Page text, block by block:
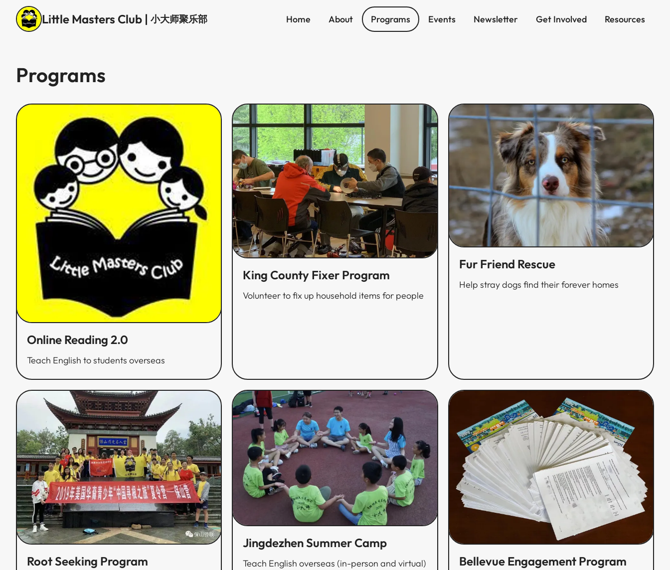
Little Masters Club | 小大师聚乐部 Home About Programs Events Newsletter Get Involved Resources
Programs
Online Reading 2.0​​​​‌ ‍ ​‍​‍‌‍ ‌ ​‍‌‍‍‌‌‍‌ ‌‍‍‌‌‍ ‍​‍​‍​ ‍‍​‍​‍‌ ​ ‌‍​‌‌‍ ‍‌‍‍‌‌ ‌​‌ ‍‌​‍ ‍‌‍‍‌‌‍ ​‍​‍​‍ ​​‍​‍‌‍‍​‌ ​‍‌‍‌‌‌‍‌‍​‍​‍​ ‍‍​‍​‍‌‍‍​‌ ‌​‌ ‌​‌ ​​​ ‍‍​‍ ​‍ ‌‍ ​‌‍ ‌‍​ ‌‍​‌‌‍ ​‌‍‍​‌‍ ‌ ​ ‌ ‌​​ ‍‍​ ​ ​ ​ ​ ​ ​ ​ ​‍ ‌‍‍‌‌‍ ‍‌ ‌​‌‍‌‌‌‍ ‍‌ ‌​​‍ ‌‍‌‌‌‍‌​‌‍‍‌‌ ‌​​‍ ‌‍ ‌‌‍ ‌‍‌​‌‍‌‌​ ‌‌ ​​‌ ​‍‌‍‌‌‌ ​ ‌‍‌‌‌‍ ‍‌ ‌​‌‍​‌‌ ‌​‌‍‍‌‌‍ ‌‍ ‍​ ‍ ‌‍‍‌‌‍‌​​ ‌​ ​‍​ ‍​​ ‍​‌‍​‌​ ​‌​ ‌‍​ ‌‍​ ​ ​‍ ‌​ ‌‌​ ‌​‌‍‌‌​ ​‌​‍ ‌​ ‌​​ ‍‌‌‍​ ​ ‌‍​‍ ‌‌‍​‌​ ‌​‌‍‌​‌‍‌‌​‍ ‌​ ​‍​ ‌‍‌‍‌​‌‍‌‌‌‍‌​‌‍​‍​ ‌ ​ ‍​‌‍​‍​ ‌‌‌‍‌‍‌‍​‍​ ‍ ‌ ‌​‌ ‍‌‌ ​​‌‍‌‌​ ‌‌ ​​‌ ​‍‌‍ ‌‍‌ ‌ ​‍‌‍​‌‌‍ ‌​ ‍ ‌ ​​‌‍​‌‌ ‌​‌‍‍​​ ‌‌ ‌​‌‍‍‌‌ ‌​‌‍ ​‌‍‌‌​ ‌‍​‍‌‍​‌‌ ​ ‌‍‌‌‌‌‌‌‌ ​‍‌‍ ​​ ‌‌‍‍​‌ ‌​‌ ‌​‌ ​​​‍‌‌​ ​ ‌​​‌​‍‌‌​ ​‍‌​‌‍​‍‌‌​ ​‍‌​‌‍‌‍ ​‌‍ ‌‍​ ‌‍​‌‌‍ ​‌‍‍​‌‍ ‌ ​ ‌ ‌​​‍‌‌​ ​ ‌​​‌​ ​ ​ ​ ​ ​ ​ ​ ​‍‌‍‌‍‍‌‌‍‌​​ ‌​ ​‍​ ‍​​ ‍​‌‍​‌​ ​‌​ ‌‍​ ‌‍​ ​ ​‍ ‌​ ‌‌​ ‌​‌‍‌‌​ ​‌​‍ ‌​ ‌​​ ‍‌‌‍​ ​ ‌‍​‍ ‌‌‍​‌​ ‌​‌‍‌​‌‍‌‌​‍ ‌​ ​‍​ ‌‍‌‍‌​‌‍‌‌‌‍‌​‌‍​‍​ ‌ ​ ‍​‌‍​‍​ ‌‌‌‍‌‍‌‍​‍​‍‌‍‌ ‌​‌ ‍‌‌ ​​‌‍‌‌​ ‌‌ ​​‌ ​‍‌‍ ‌‍‌ ‌ ​‍‌‍​‌‌‍ ‌​‍‌‍‌ ​​‌‍​‌‌ ‌​‌‍‍​​ ‌‌ ‌​‌‍‍‌‌ ‌​‌‍ ​‌‍‌‌​‍​‍‌ ‌
Teach English to students overseas​​​​‌ ‍ ​‍​‍‌‍ ‌ ​‍‌‍‍‌‌‍‌ ‌‍‍‌‌‍ ‍​‍​‍​ ‍‍​‍​‍‌ ​ ‌‍​‌‌‍ ‍‌‍‍‌‌ ‌​‌ ‍‌​‍ ‍‌‍‍‌‌‍ ​‍​‍​‍ ​​‍​‍‌‍‍​‌ ​‍‌‍‌‌‌‍‌‍​‍​‍​ ‍‍​‍​‍‌‍‍​‌ ‌​‌ ‌​‌ ​​​ ‍‍​‍ ​‍ ‌‍ ​‌‍ ‌‍​ ‌‍​‌‌‍ ​‌‍‍​‌‍ ‌ ​ ‌ ‌​​ ‍‍​ ​ ​ ​ ​ ​ ​ ​ ​‍ ‌‍‍‌‌‍ ‍‌ ‌​‌‍‌‌‌‍ ‍‌ ‌​​‍ ‌‍‌‌‌‍‌​‌‍‍‌‌ ‌​​‍ ‌‍ ‌‌‍ ‌‍‌​‌‍‌‌​ ‌‌ ​​‌ ​‍‌‍‌‌‌ ​ ‌‍‌‌‌‍ ‍‌ ‌​‌‍​‌‌ ‌​‌‍‍‌‌‍ ‌‍ ‍​ ‍ ‌‍‍‌‌‍‌​​ ‌​ ​‍​ ‍​​ ‍​‌‍​‌​ ​‌​ ‌‍​ ‌‍​ ​ ​‍ ‌​ ‌‌​ ‌​‌‍‌‌​ ​‌​‍ ‌​ ‌​​ ‍‌‌‍​ ​ ‌‍​‍ ‌‌‍​‌​ ‌​‌‍‌​‌‍‌‌​‍ ‌​ ​‍​ ‌‍‌‍‌​‌‍‌‌‌‍‌​‌‍​‍​ ‌ ​ ‍​‌‍​‍​ ‌‌‌‍‌‍‌‍​‍​ ‍ ‌ ‌​‌ ‍‌‌ ​​‌‍‌‌​ ‌‌ ​​‌ ​‍‌‍ ‌‍‌ ‌ ​‍‌‍​‌‌‍ ‌​ ‍ ‌ ​​‌‍​‌‌ ‌​‌‍‍​​ ‌‌‍‌​‌‍‌‌‌ ​ ‌‍​ ‌ ​‍‌‍‍‌‌ ​​‌ ‌​‌‍‍‌‌‍ ‌‍ ‍​ ‌‍​‍‌‍​‌‌ ​ ‌‍‌‌‌‌‌‌‌ ​‍‌‍ ​​ ‌‌‍‍​‌ ‌​‌ ‌​‌ ​​​‍‌‌​ ​ ‌​​‌​‍‌‌​ ​‍‌​‌‍​‍‌‌​ ​‍‌​‌‍‌‍ ​‌‍ ‌‍​ ‌‍​‌‌‍ ​‌‍‍​‌‍ ‌ ​ ‌ ‌​​‍‌‌​ ​ ‌​​‌​ ​ ​ ​ ​ ​ ​ ​ ​‍‌‍‌‍‍‌‌‍‌​​ ‌​ ​‍​ ‍​​ ‍​‌‍​‌​ ​‌​ ‌‍​ ‌‍​ ​ ​‍ ‌​ ‌‌​ ‌​‌‍‌‌​ ​‌​‍ ‌​ ‌​​ ‍‌‌‍​ ​ ‌‍​‍ ‌‌‍​‌​ ‌​‌‍‌​‌‍‌‌​‍ ‌​ ​‍​ ‌‍‌‍‌​‌‍‌‌‌‍‌​‌‍​‍​ ‌ ​ ‍​‌‍​‍​ ‌‌‌‍‌‍‌‍​‍​‍‌‍‌ ‌​‌ ‍‌‌ ​​‌‍‌‌​ ‌‌ ​​‌ ​‍‌‍ ‌‍‌ ‌ ​‍‌‍​‌‌‍ ‌​‍‌‍‌ ​​‌‍​‌‌ ‌​‌‍‍​​ ‌‌‍‌​‌‍‌‌‌ ​ ‌‍​ ‌ ​‍‌‍‍‌‌ ​​‌ ‌​‌‍‍‌‌‍ ‌‍ ‍​‍​‍‌ ‌
King County Fixer Program​​​​‌ ‍ ​‍​‍‌‍ ‌ ​‍‌‍‍‌‌‍‌ ‌‍‍‌‌‍ ‍​‍​‍​ ‍‍​‍​‍‌ ​ ‌‍​‌‌‍ ‍‌‍‍‌‌ ‌​‌ ‍‌​‍ ‍‌‍‍‌‌‍ ​‍​‍​‍ ​​‍​‍‌‍‍​‌ ​‍‌‍‌‌‌‍‌‍​‍​‍​ ‍‍​‍​‍‌‍‍​‌ ‌​‌ ‌​‌ ​​​ ‍‍​‍ ​‍ ‌‍ ​‌‍ ‌‍​ ‌‍​‌‌‍ ​‌‍‍​‌‍ ‌ ​ ‌ ‌​​ ‍‍​ ​ ​ ​ ​ ​ ​ ​ ​‍ ‌‍‍‌‌‍ ‍‌ ‌​‌‍‌‌‌‍ ‍‌ ‌​​‍ ‌‍‌‌‌‍‌​‌‍‍‌‌ ‌​​‍ ‌‍ ‌‌‍ ‌‍‌​‌‍‌‌​ ‌‌ ​​‌ ​‍‌‍‌‌‌ ​ ‌‍‌‌‌‍ ‍‌ ‌​‌‍​‌‌ ‌​‌‍‍‌‌‍ ‌‍ ‍​ ‍ ‌‍‍‌‌‍‌​​ ‌​ ‌​‌‍‌‍​ ‌‍​ ​​​ ​‍​ ‌‌‌‍​‌​ ‌‍​‍ ‌‌‍‌‍​ ‌‌‌‍‌‌‌‍​‍​‍ ‌​ ‌​​ ‍​‌‍​‍​ ‌‍​‍ ‌‌‍​‌​ ‍​‌‍​‍​ ‌‍​‍ ‌​ ‌‌​ ​‌​ ‌‌​ ‌ ​ ​‍​ ‌‌​ ‍​‌‍‌‌‌‍‌‍​ ​​‌‍​‌‌‍​‌​ ‍ ‌ ‌​‌ ‍‌‌ ​​‌‍‌‌​ ‌‌ ​​‌ ​‍‌‍ ‌‍‌ ‌ ​‍‌‍​‌‌‍ ‌​ ‍ ‌ ​​‌‍​‌‌ ‌​‌‍‍​​ ‌‌ ‌​‌‍‍‌‌ ‌​‌‍ ​‌‍‌‌​ ‌‍​‍‌‍​‌‌ ​ ‌‍‌‌‌‌‌‌‌ ​‍‌‍ ​​ ‌‌‍‍​‌ ‌​‌ ‌​‌ ​​​‍‌‌​ ​ ‌​​‌​‍‌‌​ ​‍‌​‌‍​‍‌‌​ ​‍‌​‌‍‌‍ ​‌‍ ‌‍​ ‌‍​‌‌‍ ​‌‍‍​‌‍ ‌ ​ ‌ ‌​​‍‌‌​ ​ ‌​​‌​ ​ ​ ​ ​ ​ ​ ​ ​‍‌‍‌‍‍‌‌‍‌​​ ‌​ ‌​‌‍‌‍​ ‌‍​ ​​​ ​‍​ ‌‌‌‍​‌​ ‌‍​‍ ‌‌‍‌‍​ ‌‌‌‍‌‌‌‍​‍​‍ ‌​ ‌​​ ‍​‌‍​‍​ ‌‍​‍ ‌‌‍​‌​ ‍​‌‍​‍​ ‌‍​‍ ‌​ ‌‌​ ​‌​ ‌‌​ ‌ ​ ​‍​ ‌‌​ ‍​‌‍‌‌‌‍‌‍​ ​​‌‍​‌‌‍​‌​‍‌‍‌ ‌​‌ ‍‌‌ ​​‌‍‌‌​ ‌‌ ​​‌ ​‍‌‍ ‌‍‌ ‌ ​‍‌‍​‌‌‍ ‌​‍‌‍‌ ​​‌‍​‌‌ ‌​‌‍‍​​ ‌‌ ‌​‌‍‍‌‌ ‌​‌‍ ​‌‍‌‌​‍​‍‌ ‌
Volunteer to fix up household items for people​​​​‌ ‍ ​‍​‍‌‍ ‌ ​‍‌‍‍‌‌‍‌ ‌‍‍‌‌‍ ‍​‍​‍​ ‍‍​‍​‍‌ ​ ‌‍​‌‌‍ ‍‌‍‍‌‌ ‌​‌ ‍‌​‍ ‍‌‍‍‌‌‍ ​‍​‍​‍ ​​‍​‍‌‍‍​‌ ​‍‌‍‌‌‌‍‌‍​‍​‍​ ‍‍​‍​‍‌‍‍​‌ ‌​‌ ‌​‌ ​​​ ‍‍​‍ ​‍ ‌‍ ​‌‍ ‌‍​ ‌‍​‌‌‍ ​‌‍‍​‌‍ ‌ ​ ‌ ‌​​ ‍‍​ ​ ​ ​ ​ ​ ​ ​ ​‍ ‌‍‍‌‌‍ ‍‌ ‌​‌‍‌‌‌‍ ‍‌ ‌​​‍ ‌‍‌‌‌‍‌​‌‍‍‌‌ ‌​​‍ ‌‍ ‌‌‍ ‌‍‌​‌‍‌‌​ ‌‌ ​​‌ ​‍‌‍‌‌‌ ​ ‌‍‌‌‌‍ ‍‌ ‌​‌‍​‌‌ ‌​‌‍‍‌‌‍ ‌‍ ‍​ ‍ ‌‍‍‌‌‍‌​​ ‌​ ‌​‌‍‌‍​ ‌‍​ ​​​ ​‍​ ‌‌‌‍​‌​ ‌‍​‍ ‌‌‍‌‍​ ‌‌‌‍‌‌‌‍​‍​‍ ‌​ ‌​​ ‍​‌‍​‍​ ‌‍​‍ ‌‌‍​‌​ ‍​‌‍​‍​ ‌‍​‍ ‌​ ‌‌​ ​‌​ ‌‌​ ‌ ​ ​‍​ ‌‌​ ‍​‌‍‌‌‌‍‌‍​ ​​‌‍​‌‌‍​‌​ ‍ ‌ ‌​‌ ‍‌‌ ​​‌‍‌‌​ ‌‌ ​​‌ ​‍‌‍ ‌‍‌ ‌ ​‍‌‍​‌‌‍ ‌​ ‍ ‌ ​​‌‍​‌‌ ‌​‌‍‍​​ ‌‌‍‌​‌‍‌‌‌ ​ ‌‍​ ‌ ​‍‌‍‍‌‌ ​​‌ ‌​‌‍‍‌‌‍ ‌‍ ‍​ ‌‍​‍‌‍​‌‌ ​ ‌‍‌‌‌‌‌‌‌ ​‍‌‍ ​​ ‌‌‍‍​‌ ‌​‌ ‌​‌ ​​​‍‌‌​ ​ ‌​​‌​‍‌‌​ ​‍‌​‌‍​‍‌‌​ ​‍‌​‌‍‌‍ ​‌‍ ‌‍​ ‌‍​‌‌‍ ​‌‍‍​‌‍ ‌ ​ ‌ ‌​​‍‌‌​ ​ ‌​​‌​ ​ ​ ​ ​ ​ ​ ​ ​‍‌‍‌‍‍‌‌‍‌​​ ‌​ ‌​‌‍‌‍​ ‌‍​ ​​​ ​‍​ ‌‌‌‍​‌​ ‌‍​‍ ‌‌‍‌‍​ ‌‌‌‍‌‌‌‍​‍​‍ ‌​ ‌​​ ‍​‌‍​‍​ ‌‍​‍ ‌‌‍​‌​ ‍​‌‍​‍​ ‌‍​‍ ‌​ ‌‌​ ​‌​ ‌‌​ ‌ ​ ​‍​ ‌‌​ ‍​‌‍‌‌‌‍‌‍​ ​​‌‍​‌‌‍​‌​‍‌‍‌ ‌​‌ ‍‌‌ ​​‌‍‌‌​ ‌‌ ​​‌ ​‍‌‍ ‌‍‌ ‌ ​‍‌‍​‌‌‍ ‌​‍‌‍‌ ​​‌‍​‌‌ ‌​‌‍‍​​ ‌‌‍‌​‌‍‌‌‌ ​ ‌‍​ ‌ ​‍‌‍‍‌‌ ​​‌ ‌​‌‍‍‌‌‍ ‌‍ ‍​‍​‍‌ ‌
Fur Friend Rescue​​​​‌ ‍ ​‍​‍‌‍ ‌ ​‍‌‍‍‌‌‍‌ ‌‍‍‌‌‍ ‍​‍​‍​ ‍‍​‍​‍‌ ​ ‌‍​‌‌‍ ‍‌‍‍‌‌ ‌​‌ ‍‌​‍ ‍‌‍‍‌‌‍ ​‍​‍​‍ ​​‍​‍‌‍‍​‌ ​‍‌‍‌‌‌‍‌‍​‍​‍​ ‍‍​‍​‍‌‍‍​‌ ‌​‌ ‌​‌ ​​​ ‍‍​‍ ​‍ ‌‍ ​‌‍ ‌‍​ ‌‍​‌‌‍ ​‌‍‍​‌‍ ‌ ​ ‌ ‌​​ ‍‍​ ​ ​ ​ ​ ​ ​ ​ ​‍ ‌‍‍‌‌‍ ‍‌ ‌​‌‍‌‌‌‍ ‍‌ ‌​​‍ ‌‍‌‌‌‍‌​‌‍‍‌‌ ‌​​‍ ‌‍ ‌‌‍ ‌‍‌​‌‍‌‌​ ‌‌ ​​‌ ​‍‌‍‌‌‌ ​ ‌‍‌‌‌‍ ‍‌ ‌​‌‍​‌‌ ‌​‌‍‍‌‌‍ ‌‍ ‍​ ‍ ‌‍‍‌‌‍‌​​ ‌​ ‍‌​ ​ ​ ​​​ ‌ ​ ‌‌​ ​‌‌‍​ ​ ‌‍​‍ ‌‌‍​‍‌‍​ ​ ‌‍​ ​‍​‍ ‌​ ‌​‌‍‌‌‌‍‌​​ ‍‌​‍ ‌​ ‍​​ ‍‌​ ‌‌‌‍‌‌​‍ ‌​ ‌​‌‍​ ​ ‌‌​ ‌ ​ ‌‍​ ‌​​ ‍‌​ ​ ​ ‍‌‌‍‌​‌‍‌‌​ ‍​​ ‍ ‌ ‌​‌ ‍‌‌ ​​‌‍‌‌​ ‌‌ ​​‌ ​‍‌‍ ‌‍‌ ‌ ​‍‌‍​‌‌‍ ‌​ ‍ ‌ ​​‌‍​‌‌ ‌​‌‍‍​​ ‌‌ ‌​‌‍‍‌‌ ‌​‌‍ ​‌‍‌‌​ ‌‍​‍‌‍​‌‌ ​ ‌‍‌‌‌‌‌‌‌ ​‍‌‍ ​​ ‌‌‍‍​‌ ‌​‌ ‌​‌ ​​​‍‌‌​ ​ ‌​​‌​‍‌‌​ ​‍‌​‌‍​‍‌‌​ ​‍‌​‌‍‌‍ ​‌‍ ‌‍​ ‌‍​‌‌‍ ​‌‍‍​‌‍ ‌ ​ ‌ ‌​​‍‌‌​ ​ ‌​​‌​ ​ ​ ​ ​ ​ ​ ​ ​‍‌‍‌‍‍‌‌‍‌​​ ‌​ ‍‌​ ​ ​ ​​​ ‌ ​ ‌‌​ ​‌‌‍​ ​ ‌‍​‍ ‌‌‍​‍‌‍​ ​ ‌‍​ ​‍​‍ ‌​ ‌​‌‍‌‌‌‍‌​​ ‍‌​‍ ‌​ ‍​​ ‍‌​ ‌‌‌‍‌‌​‍ ‌​ ‌​‌‍​ ​ ‌‌​ ‌ ​ ‌‍​ ‌​​ ‍‌​ ​ ​ ‍‌‌‍‌​‌‍‌‌​ ‍​​‍‌‍‌ ‌​‌ ‍‌‌ ​​‌‍‌‌​ ‌‌ ​​‌ ​‍‌‍ ‌‍‌ ‌ ​‍‌‍​‌‌‍ ‌​‍‌‍‌ ​​‌‍​‌‌ ‌​‌‍‍​​ ‌‌ ‌​‌‍‍‌‌ ‌​‌‍ ​‌‍‌‌​‍​‍‌ ‌
Help stray dogs find their forever homes​​​​‌ ‍ ​‍​‍‌‍ ‌ ​‍‌‍‍‌‌‍‌ ‌‍‍‌‌‍ ‍​‍​‍​ ‍‍​‍​‍‌ ​ ‌‍​‌‌‍ ‍‌‍‍‌‌ ‌​‌ ‍‌​‍ ‍‌‍‍‌‌‍ ​‍​‍​‍ ​​‍​‍‌‍‍​‌ ​‍‌‍‌‌‌‍‌‍​‍​‍​ ‍‍​‍​‍‌‍‍​‌ ‌​‌ ‌​‌ ​​​ ‍‍​‍ ​‍ ‌‍ ​‌‍ ‌‍​ ‌‍​‌‌‍ ​‌‍‍​‌‍ ‌ ​ ‌ ‌​​ ‍‍​ ​ ​ ​ ​ ​ ​ ​ ​‍ ‌‍‍‌‌‍ ‍‌ ‌​‌‍‌‌‌‍ ‍‌ ‌​​‍ ‌‍‌‌‌‍‌​‌‍‍‌‌ ‌​​‍ ‌‍ ‌‌‍ ‌‍‌​‌‍‌‌​ ‌‌ ​​‌ ​‍‌‍‌‌‌ ​ ‌‍‌‌‌‍ ‍‌ ‌​‌‍​‌‌ ‌​‌‍‍‌‌‍ ‌‍ ‍​ ‍ ‌‍‍‌‌‍‌​​ ‌​ ‍‌​ ​ ​ ​​​ ‌ ​ ‌‌​ ​‌‌‍​ ​ ‌‍​‍ ‌‌‍​‍‌‍​ ​ ‌‍​ ​‍​‍ ‌​ ‌​‌‍‌‌‌‍‌​​ ‍‌​‍ ‌​ ‍​​ ‍‌​ ‌‌‌‍‌‌​‍ ‌​ ‌​‌‍​ ​ ‌‌​ ‌ ​ ‌‍​ ‌​​ ‍‌​ ​ ​ ‍‌‌‍‌​‌‍‌‌​ ‍​​ ‍ ‌ ‌​‌ ‍‌‌ ​​‌‍‌‌​ ‌‌ ​​‌ ​‍‌‍ ‌‍‌ ‌ ​‍‌‍​‌‌‍ ‌​ ‍ ‌ ​​‌‍​‌‌ ‌​‌‍‍​​ ‌‌‍‌​‌‍‌‌‌ ​ ‌‍​ ‌ ​‍‌‍‍‌‌ ​​‌ ‌​‌‍‍‌‌‍ ‌‍ ‍​ ‌‍​‍‌‍​‌‌ ​ ‌‍‌‌‌‌‌‌‌ ​‍‌‍ ​​ ‌‌‍‍​‌ ‌​‌ ‌​‌ ​​​‍‌‌​ ​ ‌​​‌​‍‌‌​ ​‍‌​‌‍​‍‌‌​ ​‍‌​‌‍‌‍ ​‌‍ ‌‍​ ‌‍​‌‌‍ ​‌‍‍​‌‍ ‌ ​ ‌ ‌​​‍‌‌​ ​ ‌​​‌​ ​ ​ ​ ​ ​ ​ ​ ​‍‌‍‌‍‍‌‌‍‌​​ ‌​ ‍‌​ ​ ​ ​​​ ‌ ​ ‌‌​ ​‌‌‍​ ​ ‌‍​‍ ‌‌‍​‍‌‍​ ​ ‌‍​ ​‍​‍ ‌​ ‌​‌‍‌‌‌‍‌​​ ‍‌​‍ ‌​ ‍​​ ‍‌​ ‌‌‌‍‌‌​‍ ‌​ ‌​‌‍​ ​ ‌‌​ ‌ ​ ‌‍​ ‌​​ ‍‌​ ​ ​ ‍‌‌‍‌​‌‍‌‌​ ‍​​‍‌‍‌ ‌​‌ ‍‌‌ ​​‌‍‌‌​ ‌‌ ​​‌ ​‍‌‍ ‌‍‌ ‌ ​‍‌‍​‌‌‍ ‌​‍‌‍‌ ​​‌‍​‌‌ ‌​‌‍‍​​ ‌‌‍‌​‌‍‌‌‌ ​ ‌‍​ ‌ ​‍‌‍‍‌‌ ​​‌ ‌​‌‍‍‌‌‍ ‌‍ ‍​‍​‍‌ ‌
Root Seeking Program​​​​‌ ‍ ​‍​‍‌‍ ‌ ​‍‌‍‍‌‌‍‌ ‌‍‍‌‌‍ ‍​‍​‍​ ‍‍​‍​‍‌ ​ ‌‍​‌‌‍ ‍‌‍‍‌‌ ‌​‌ ‍‌​‍ ‍‌‍‍‌‌‍ ​‍​‍​‍ ​​‍​‍‌‍‍​‌ ​‍‌‍‌‌‌‍‌‍​‍​‍​ ‍‍​‍​‍‌‍‍​‌ ‌​‌ ‌​‌ ​​​ ‍‍​‍ ​‍ ‌‍ ​‌‍ ‌‍​ ‌‍​‌‌‍ ​‌‍‍​‌‍ ‌ ​ ‌ ‌​​ ‍‍​ ​ ​ ​ ​ ​ ​ ​ ​‍ ‌‍‍‌‌‍ ‍‌ ‌​‌‍‌‌‌‍ ‍‌ ‌​​‍ ‌‍‌‌‌‍‌​‌‍‍‌‌ ‌​​‍ ‌‍ ‌‌‍ ‌‍‌​‌‍‌‌​ ‌‌ ​​‌ ​‍‌‍‌‌‌ ​ ‌‍‌‌‌‍ ‍‌ ‌​‌‍​‌‌ ‌​‌‍‍‌‌‍ ‌‍ ‍​ ‍ ‌‍‍‌‌‍‌​​ ‌‌‍‌‌​ ‍‌​ ‍‌​ ‌​‌‍‌​​ ​ ‌‍‌​‌‍​‌​‍ ‌​ ​‌​ ‌​​ ‍‌​ ​‌​‍ ‌​ ‌​​ ‍​‌‍‌‍​ ​‍​‍ ‌‌‍​‍‌‍‌​​ ‌‍​ ‌‌​‍ ‌​ ​ ​ ​‍‌‍​‍‌‍‌‌‌‍​‍‌‍​‌​ ​‌​ ​‍​ ‌ ​ ‍‌‌‍​‌‌‍‌​​ ‍ ‌ ‌​‌ ‍‌‌ ​​‌‍‌‌​ ‌‌ ​​‌ ​‍‌‍ ‌‍‌ ‌ ​‍‌‍​‌‌‍ ‌​ ‍ ‌ ​​‌‍​‌‌ ‌​‌‍‍​​ ‌‌ ‌​‌‍‍‌‌ ‌​‌‍ ​‌‍‌‌​ ‌‍​‍‌‍​‌‌ ​ ‌‍‌‌‌‌‌‌‌ ​‍‌‍ ​​ ‌‌‍‍​‌ ‌​‌ ‌​‌ ​​​‍‌‌​ ​ ‌​​‌​‍‌‌​ ​‍‌​‌‍​‍‌‌​ ​‍‌​‌‍‌‍ ​‌‍ ‌‍​ ‌‍​‌‌‍ ​‌‍‍​‌‍ ‌ ​ ‌ ‌​​‍‌‌​ ​ ‌​​‌​ ​ ​ ​ ​ ​ ​ ​ ​‍‌‍‌‍‍‌‌‍‌​​ ‌‌‍‌‌​ ‍‌​ ‍‌​ ‌​‌‍‌​​ ​ ‌‍‌​‌‍​‌​‍ ‌​ ​‌​ ‌​​ ‍‌​ ​‌​‍ ‌​ ‌​​ ‍​‌‍‌‍​ ​‍​‍ ‌‌‍​‍‌‍‌​​ ‌‍​ ‌‌​‍ ‌​ ​ ​ ​‍‌‍​‍‌‍‌‌‌‍​‍‌‍​‌​ ​‌​ ​‍​ ‌ ​ ‍‌‌‍​‌‌‍‌​​‍‌‍‌ ‌​‌ ‍‌‌ ​​‌‍‌‌​ ‌‌ ​​‌ ​‍‌‍ ‌‍‌ ‌ ​‍‌‍​‌‌‍ ‌​‍‌‍‌ ​​‌‍​‌‌ ‌​‌‍‍​​ ‌‌ ‌​‌‍‍‌‌ ‌​‌‍ ​‌‍‌‌​‍​‍‌ ‌
Jingdezhen Summer Camp​​​​‌ ‍ ​‍​‍‌‍ ‌ ​‍‌‍‍‌‌‍‌ ‌‍‍‌‌‍ ‍​‍​‍​ ‍‍​‍​‍‌ ​ ‌‍​‌‌‍ ‍‌‍‍‌‌ ‌​‌ ‍‌​‍ ‍‌‍‍‌‌‍ ​‍​‍​‍ ​​‍​‍‌‍‍​‌ ​‍‌‍‌‌‌‍‌‍​‍​‍​ ‍‍​‍​‍‌‍‍​‌ ‌​‌ ‌​‌ ​​​ ‍‍​‍ ​‍ ‌‍ ​‌‍ ‌‍​ ‌‍​‌‌‍ ​‌‍‍​‌‍ ‌ ​ ‌ ‌​​ ‍‍​ ​ ​ ​ ​ ​ ​ ​ ​‍ ‌‍‍‌‌‍ ‍‌ ‌​‌‍‌‌‌‍ ‍‌ ‌​​‍ ‌‍‌‌‌‍‌​‌‍‍‌‌ ‌​​‍ ‌‍ ‌‌‍ ‌‍‌​‌‍‌‌​ ‌‌ ​​‌ ​‍‌‍‌‌‌ ​ ‌‍‌‌‌‍ ‍‌ ‌​‌‍​‌‌ ‌​‌‍‍‌‌‍ ‌‍ ‍​ ‍ ‌‍‍‌‌‍‌​​ ‌​ ​‌​ ‍‌‌‍​‌‌‍‌‍​ ​‌​ ‌ ​ ‍‌​ ​‍​‍ ‌​ ​‌‌‍‌​​ ‍​‌‍‌​​‍ ‌​ ‌​​ ​‍​ ‌​​ ‌‍​‍ ‌​ ‍​​ ​ ‌‍​ ​ ​‌​‍ ‌​ ​‍​ ‌‍​ ​​‌‍‌‌‌‍​‍‌‍‌‍​ ‌‍​ ‍‌​ ‍‌‌‍‌​​ ‌‍​ ‌ ​ ‍ ‌ ‌​‌ ‍‌‌ ​​‌‍‌‌​ ‌‌ ​​‌ ​‍‌‍ ‌‍‌ ‌ ​‍‌‍​‌‌‍ ‌​ ‍ ‌ ​​‌‍​‌‌ ‌​‌‍‍​​ ‌‌ ‌​‌‍‍‌‌ ‌​‌‍ ​‌‍‌‌​ ‌‍​‍‌‍​‌‌ ​ ‌‍‌‌‌‌‌‌‌ ​‍‌‍ ​​ ‌‌‍‍​‌ ‌​‌ ‌​‌ ​​​‍‌‌​ ​ ‌​​‌​‍‌‌​ ​‍‌​‌‍​‍‌‌​ ​‍‌​‌‍‌‍ ​‌‍ ‌‍​ ‌‍​‌‌‍ ​‌‍‍​‌‍ ‌ ​ ‌ ‌​​‍‌‌​ ​ ‌​​‌​ ​ ​ ​ ​ ​ ​ ​ ​‍‌‍‌‍‍‌‌‍‌​​ ‌​ ​‌​ ‍‌‌‍​‌‌‍‌‍​ ​‌​ ‌ ​ ‍‌​ ​‍​‍ ‌​ ​‌‌‍‌​​ ‍​‌‍‌​​‍ ‌​ ‌​​ ​‍​ ‌​​ ‌‍​‍ ‌​ ‍​​ ​ ‌‍​ ​ ​‌​‍ ‌​ ​‍​ ‌‍​ ​​‌‍‌‌‌‍​‍‌‍‌‍​ ‌‍​ ‍‌​ ‍‌‌‍‌​​ ‌‍​ ‌ ​‍‌‍‌ ‌​‌ ‍‌‌ ​​‌‍‌‌​ ‌‌ ​​‌ ​‍‌‍ ‌‍‌ ‌ ​‍‌‍​‌‌‍ ‌​‍‌‍‌ ​​‌‍​‌‌ ‌​‌‍‍​​ ‌‌ ‌​‌‍‍‌‌ ‌​‌‍ ​‌‍‌‌​‍​‍‌ ‌
Teach English overseas (in-person and virtual)​​​​‌ ‍ ​‍​‍‌‍ ‌ ​‍‌‍‍‌‌‍‌ ‌‍‍‌‌‍ ‍​‍​‍​ ‍‍​‍​‍‌ ​ ‌‍​‌‌‍ ‍‌‍‍‌‌ ‌​‌ ‍‌​‍ ‍‌‍‍‌‌‍ ​‍​‍​‍ ​​‍​‍‌‍‍​‌ ​‍‌‍‌‌‌‍‌‍​‍​‍​ ‍‍​‍​‍‌‍‍​‌ ‌​‌ ‌​‌ ​​​ ‍‍​‍ ​‍ ‌‍ ​‌‍ ‌‍​ ‌‍​‌‌‍ ​‌‍‍​‌‍ ‌ ​ ‌ ‌​​ ‍‍​ ​ ​ ​ ​ ​ ​ ​ ​‍ ‌‍‍‌‌‍ ‍‌ ‌​‌‍‌‌‌‍ ‍‌ ‌​​‍ ‌‍‌‌‌‍‌​‌‍‍‌‌ ‌​​‍ ‌‍ ‌‌‍ ‌‍‌​‌‍‌‌​ ‌‌ ​​‌ ​‍‌‍‌‌‌ ​ ‌‍‌‌‌‍ ‍‌ ‌​‌‍​‌‌ ‌​‌‍‍‌‌‍ ‌‍ ‍​ ‍ ‌‍‍‌‌‍‌​​ ‌​ ​‌​ ‍‌‌‍​‌‌‍‌‍​ ​‌​ ‌ ​ ‍‌​ ​‍​‍ ‌​ ​‌‌‍‌​​ ‍​‌‍‌​​‍ ‌​ ‌​​ ​‍​ ‌​​ ‌‍​‍ ‌​ ‍​​ ​ ‌‍​ ​ ​‌​‍ ‌​ ​‍​ ‌‍​ ​​‌‍‌‌‌‍​‍‌‍‌‍​ ‌‍​ ‍‌​ ‍‌‌‍‌​​ ‌‍​ ‌ ​ ‍ ‌ ‌​‌ ‍‌‌ ​​‌‍‌‌​ ‌‌ ​​‌ ​‍‌‍ ‌‍‌ ‌ ​‍‌‍​‌‌‍ ‌​ ‍ ‌ ​​‌‍​‌‌ ‌​‌‍‍​​ ‌‌‍‌​‌‍‌‌‌ ​ ‌‍​ ‌ ​‍‌‍‍‌‌ ​​‌ ‌​‌‍‍‌‌‍ ‌‍ ‍​ ‌‍​‍‌‍​‌‌ ​ ‌‍‌‌‌‌‌‌‌ ​‍‌‍ ​​ ‌‌‍‍​‌ ‌​‌ ‌​‌ ​​​‍‌‌​ ​ ‌​​‌​‍‌‌​ ​‍‌​‌‍​‍‌‌​ ​‍‌​‌‍‌‍ ​‌‍ ‌‍​ ‌‍​‌‌‍ ​‌‍‍​‌‍ ‌ ​ ‌ ‌​​‍‌‌​ ​ ‌​​‌​ ​ ​ ​ ​ ​ ​ ​ ​‍‌‍‌‍‍‌‌‍‌​​ ‌​ ​‌​ ‍‌‌‍​‌‌‍‌‍​ ​‌​ ‌ ​ ‍‌​ ​‍​‍ ‌​ ​‌‌‍‌​​ ‍​‌‍‌​​‍ ‌​ ‌​​ ​‍​ ‌​​ ‌‍​‍ ‌​ ‍​​ ​ ‌‍​ ​ ​‌​‍ ‌​ ​‍​ ‌‍​ ​​‌‍‌‌‌‍​‍‌‍‌‍​ ‌‍​ ‍‌​ ‍‌‌‍‌​​ ‌‍​ ‌ ​‍‌‍‌ ‌​‌ ‍‌‌ ​​‌‍‌‌​ ‌‌ ​​‌ ​‍‌‍ ‌‍‌ ‌ ​‍‌‍​‌‌‍ ‌​‍‌‍‌ ​​‌‍​‌‌ ‌​‌‍‍​​ ‌‌‍‌​‌‍‌‌‌ ​ ‌‍​ ‌ ​‍‌‍‍‌‌ ​​‌ ‌​‌‍‍‌‌‍ ‌‍ ‍​‍​‍‌ ‌ Bellevue Engagement Program​​​​‌ ‍ ​‍​‍‌‍ ‌ ​‍‌‍‍‌‌‍‌ ‌‍‍‌‌‍ ‍​‍​‍​ ‍‍​‍​‍‌ ​ ‌‍​‌‌‍ ‍‌‍‍‌‌ ‌​‌ ‍‌​‍ ‍‌‍‍‌‌‍ ​‍​‍​‍ ​​‍​‍‌‍‍​‌ ​‍‌‍‌‌‌‍‌‍​‍​‍​ ‍‍​‍​‍‌‍‍​‌ ‌​‌ ‌​‌ ​​​ ‍‍​‍ ​‍ ‌‍ ​‌‍ ‌‍​ ‌‍​‌‌‍ ​‌‍‍​‌‍ ‌ ​ ‌ ‌​​ ‍‍​ ​ ​ ​ ​ ​ ​ ​ ​‍ ‌‍‍‌‌‍ ‍‌ ‌​‌‍‌‌‌‍ ‍‌ ‌​​‍ ‌‍‌‌‌‍‌​‌‍‍‌‌ ‌​​‍ ‌‍ ‌‌‍ ‌‍‌​‌‍‌‌​ ‌‌ ​​‌ ​‍‌‍‌‌‌ ​ ‌‍‌‌‌‍ ‍‌ ‌​‌‍​‌‌ ‌​‌‍‍‌‌‍ ‌‍ ‍​ ‍ ‌‍‍‌‌‍‌​​ ‌​ ‌ ​ ​‌​ ‌​‌‍‌​‌‍​ ​ ‍‌​ ​‍​ ​‍​‍ ‌​ ‌​‌‍​‍‌‍​‍​ ​‌​‍ ‌​ ‌​​ ​‍‌‍​ ​ ‍​​‍ ‌‌‍​‌​ ​‍​ ‌​​ ‍​​‍ ‌​ ​‌​ ‌​‌‍​‌‌‍​ ​ ‌ ‌‍‌‌‌‍​‌​ ​​​ ‌‌​ ‌ ​ ​‍‌‍‌‍​ ‍ ‌ ‌​‌ ‍‌‌ ​​‌‍‌‌​ ‌‌ ​​‌ ​‍‌‍ ‌‍‌ ‌ ​‍‌‍​‌‌‍ ‌​ ‍ ‌ ​​‌‍​‌‌ ‌​‌‍‍​​ ‌‌ ‌​‌‍‍‌‌ ‌​‌‍ ​‌‍‌‌​ ‌‍​‍‌‍​‌‌ ​ ‌‍‌‌‌‌‌‌‌ ​‍‌‍ ​​ ‌‌‍‍​‌ ‌​‌ ‌​‌ ​​​‍‌‌​ ​ ‌​​‌​‍‌‌​ ​‍‌​‌‍​‍‌‌​ ​‍‌​‌‍‌‍ ​‌‍ ‌‍​ ‌‍​‌‌‍ ​‌‍‍​‌‍ ‌ ​ ‌ ‌​​‍‌‌​ ​ ‌​​‌​ ​ ​ ​ ​ ​ ​ ​ ​‍‌‍‌‍‍‌‌‍‌​​ ‌​ ‌ ​ ​‌​ ‌​‌‍‌​‌‍​ ​ ‍‌​ ​‍​ ​‍​‍ ‌​ ‌​‌‍​‍‌‍​‍​ ​‌​‍ ‌​ ‌​​ ​‍‌‍​ ​ ‍​​‍ ‌‌‍​‌​ ​‍​ ‌​​ ‍​​‍ ‌​ ​‌​ ‌​‌‍​‌‌‍​ ​ ‌ ‌‍‌‌‌‍​‌​ ​​​ ‌‌​ ‌ ​ ​‍‌‍‌‍​‍‌‍‌ ‌​‌ ‍‌‌ ​​‌‍‌‌​ ‌‌ ​​‌ ​‍‌‍ ‌‍‌ ‌ ​‍‌‍​‌‌‍ ‌​‍‌‍‌ ​​‌‍​‌‌ ‌​‌‍‍​​ ‌‌ ‌​‌‍‍‌‌ ‌​‌‍ ​‌‍‌‌​‍​‍‌ ‌